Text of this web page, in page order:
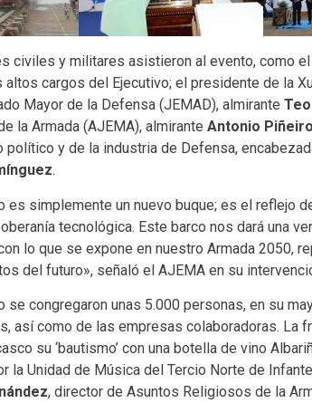
civiles y militares asistieron al evento, como
altos cargos del Ejecutivo; el presidente de la
Mayor de la Defensa (JEMAD), almirante
la Armada (AJEMA), almirante Antonio Piñeiro
político y de la industria de Defensa,
.
es simplemente un nuevo buque; es el reflejo
tecnológica. Este barco nos dará una
lo que se expone en nuestro Armada 2050,
del futuro», señaló el AJEMA en su
se congregaron unas 5.000 personas, en su
así como de las empresas colaboradoras. La
su ‘bautismo’ con una botella de vino
la Unidad de Música del Tercio Norte de
, director de Asuntos Religiosos de la